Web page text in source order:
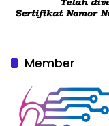
Member